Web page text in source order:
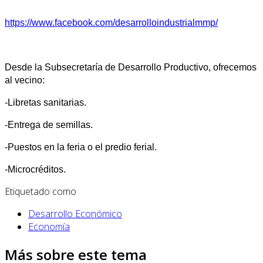
https://www.facebook.com/desarrolloindustrialmmp/
Desde la Subsecretaría de Desarrollo Productivo, ofrecemos
al vecino:
-Libretas sanitarias.
-Entrega de semillas.
-Puestos en la feria o el predio ferial.
-Microcréditos.
Etiquetado como
Desarrollo Económico
Economía
Más sobre este tema